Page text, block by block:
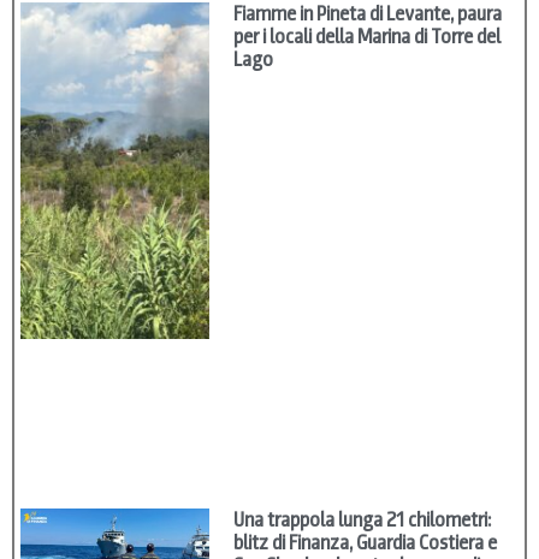
Fiamme in Pineta di Levante, paura
per i locali della Marina di Torre del
Lago
Una trappola lunga 21 chilometri:
blitz di Finanza, Guardia Costiera e